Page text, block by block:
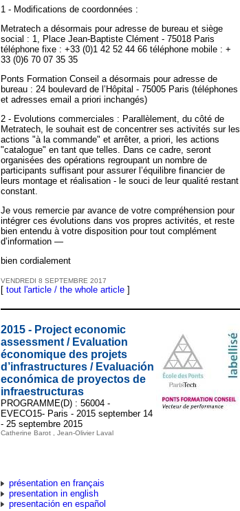
1 - Modifications de coordonnées :
Metratech a désormais pour adresse de bureau et siège
social : 1, Place Jean-Baptiste Clément - 75018 Paris
téléphone fixe : +33 (0)1 42 52 44 66 téléphone mobile : +
33 (0)6 70 07 35 35
Ponts Formation Conseil a désormais pour adresse de
bureau : 24 boulevard de l’Hôpital - 75005 Paris (téléphones
et adresses email a priori inchangés)
2 - Evolutions commerciales : Parallèlement, du côté de
Metratech, le souhait est de concentrer ses activités sur les
actions "à la commande" et arrêter, a priori, les actions
"catalogue" en tant que telles. Dans ce cadre, seront
organisées des opérations regroupant un nombre de
participants suffisant pour assurer l’équilibre financier de
leurs montage et réalisation - le souci de leur qualité restant
constant.
Je vous remercie par avance de votre compréhension pour
intégrer ces évolutions dans vos propres activités, et reste
bien entendu à votre disposition pour tout complément
d’information —
bien cordialement
VENDREDI 8 SEPTEMBRE 2017
[ tout l'article / the whole article ]
2015 - Project economic
assessment / Evaluation
économique des projets
d’infrastructures / Evaluación
económica de proyectos de
infraestructuras
PROGRAMME(D) : 56004 -
EVECO15- Paris - 2015 september 14
- 25 septembre 2015
Catherine Barot , Jean-Olivier Laval
présentation en français
presentation in english
presentación en español